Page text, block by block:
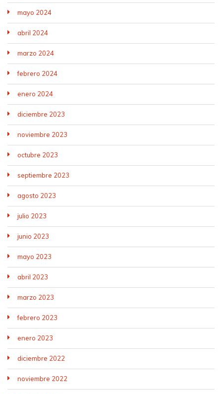
mayo 2024
abril 2024
marzo 2024
febrero 2024
enero 2024
diciembre 2023
noviembre 2023
octubre 2023
septiembre 2023
agosto 2023
julio 2023
junio 2023
mayo 2023
abril 2023
marzo 2023
febrero 2023
enero 2023
diciembre 2022
noviembre 2022